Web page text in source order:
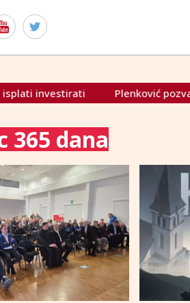
investirati Plenković pozvao
365 dana